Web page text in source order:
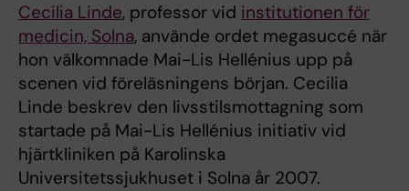
Cecilia Linde, professor vid institutionen för
medicin, Solna, använde ordet megasuccé när
hon välkomnade Mai-Lis Hellénius upp på
scenen vid föreläsningens början. Cecilia
Linde beskrev den livsstilsmottagning som
startade på Mai-Lis Hellénius initiativ vid
hjärtkliniken på Karolinska
Universitetssjukhuset i Solna år 2007.